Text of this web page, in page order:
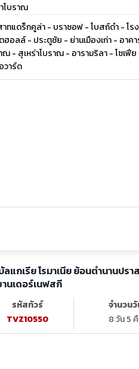
โบราณ
แดร็กคูล่า - บราซอฟ - โบสถ์ดำ - โร
ลล์ - ประตูชัย - ย่านเมืองเก่า - อาคา
- สุเหร่าโบราณ - อารามริลา - โซเฟีย
วาร์ด
ลแกเรีย โรมาเนีย ย้อนตำนานปร
านเดอร์เนฟสกี
รหัสทัวร์
TVZ10550
จำนวน
8 วัน 5